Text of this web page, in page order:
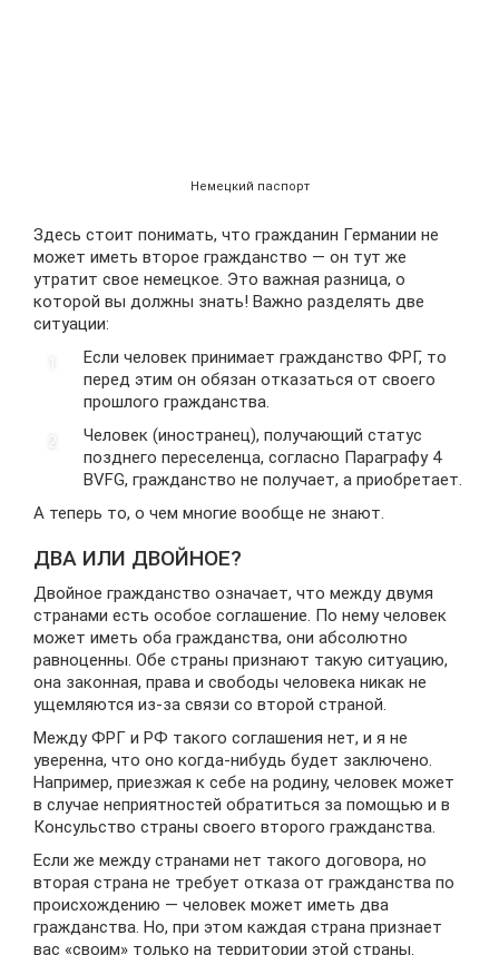
Немецкий паспорт
Здесь стоит понимать, что гражданин Германии не
может иметь второе гражданство — он тут же
утратит свое немецкое. Это важная разница, о
которой вы должны знать! Важно разделять две
ситуации:
Если человек принимает гражданство ФРГ, то
перед этим он обязан отказаться от своего
прошлого гражданства.
Человек (иностранец), получающий статус
позднего переселенца, согласно Параграфу 4
BVFG, гражданство не получает, а приобретает.
А теперь то, о чем многие вообще не знают.
ДВА ИЛИ ДВОЙНОЕ?
Двойное гражданство означает, что между двумя
странами есть особое соглашение. По нему человек
может иметь оба гражданства, они абсолютно
равноценны. Обе страны признают такую ситуацию,
она законная, права и свободы человека никак не
ущемляются из-за связи со второй страной.
Между ФРГ и РФ такого соглашения нет, и я не
уверенна, что оно когда-нибудь будет заключено.
Например, приезжая к себе на родину, человек может
в случае неприятностей обратиться за помощью и в
Консульство страны своего второго гражданства.
Если же между странами нет такого договора, но
вторая страна не требует отказа от гражданства по
происхождению — человек может иметь два
гражданства. Но, при этом каждая страна признает
вас «своим» только на территории этой страны.